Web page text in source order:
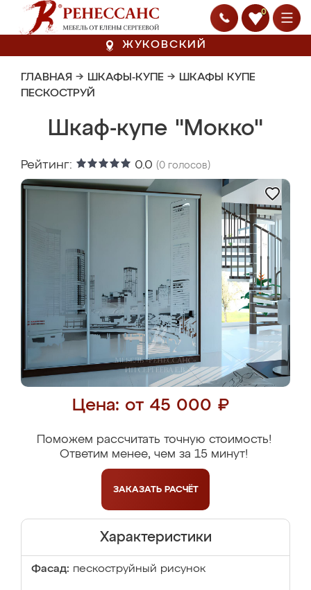
0
ЖУКОВСКИЙ
ГЛАВНАЯ → ШКАФЫ-КУПЕ → ШКАФЫ КУПЕ
ПЕСКОСТРУЙ
Шкаф-купе "Мокко"
Рейтинг: 0.0 (0 голосов)
Цена: от 45 000 ₽
Поможем рассчитать точную стоимость!
Ответим менее, чем за 15 минут!
ЗАКАЗАТЬ РАСЧЁТ
Характеристики
Фасад: пескоструйный рисунок